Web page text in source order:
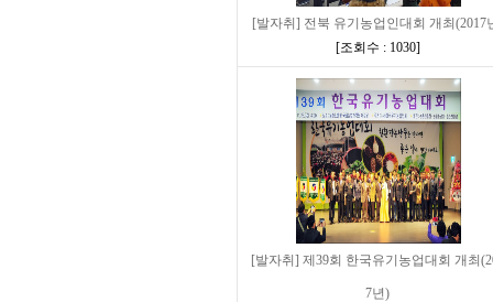
[발자취] 전북 유기농업인대회 개최(2017
[조회수 : 1030]
[발자취] 제39회 한국유기농업대회 개최
7년)